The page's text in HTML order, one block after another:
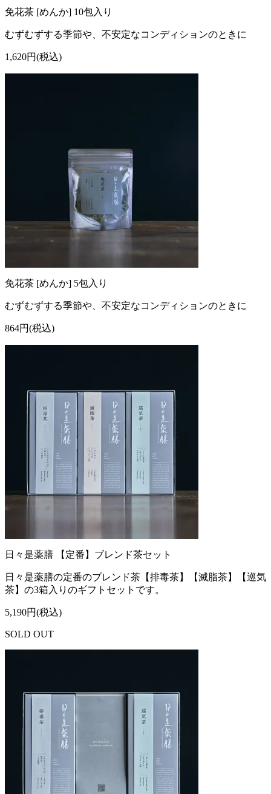
免花茶 [めんか] 10包入り
むずむずする季節や、不安定なコンディションのときに
1,620円(税込)
免花茶 [めんか] 5包入り
むずむずする季節や、不安定なコンディションのときに
864円(税込)
日々是薬膳 【定番】ブレンド茶セット
日々是薬膳の定番のブレンド茶【排毒茶】【滅脂茶】【巡気
茶】の3箱入りのギフトセットです。
5,190円(税込)
SOLD OUT